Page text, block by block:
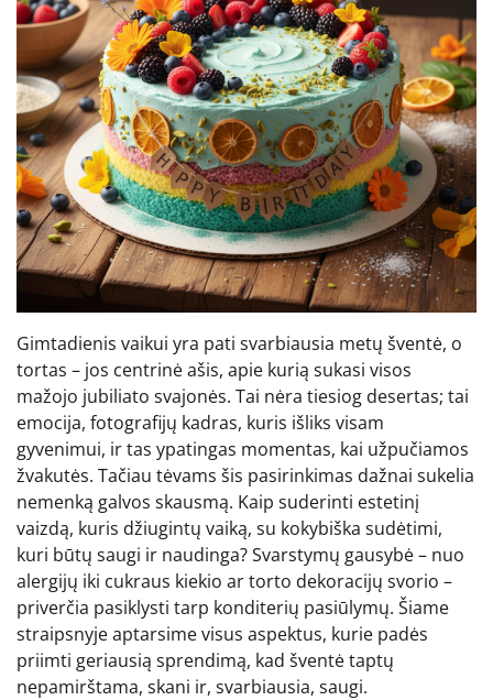
Gimtadienis vaikui yra pati svarbiausia metų šventė, o
tortas – jos centrinė ašis, apie kurią sukasi visos
mažojo jubiliato svajonės. Tai nėra tiesiog desertas; tai
emocija, fotografijų kadras, kuris išliks visam
gyvenimui, ir tas ypatingas momentas, kai užpučiamos
žvakutės. Tačiau tėvams šis pasirinkimas dažnai sukelia
nemenką galvos skausmą. Kaip suderinti estetinį
vaizdą, kuris džiugintų vaiką, su kokybiška sudėtimi,
kuri būtų saugi ir naudinga? Svarstymų gausybė – nuo
alergijų iki cukraus kiekio ar torto dekoracijų svorio –
priverčia pasiklysti tarp konditerių pasiūlymų. Šiame
straipsnyje aptarsime visus aspektus, kurie padės
priimti geriausią sprendimą, kad šventė taptų
nepamirštama, skani ir, svarbiausia, saugi.